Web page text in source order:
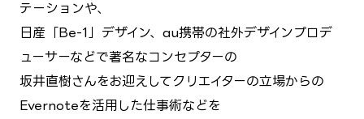
テーションや、
日産「Be-1」デザイン、au携帯の社外デザインプロデ
ューサーなどで著名なコンセプターの
坂井直樹さんをお迎えしてクリエイターの立場からの
Evernoteを活用した仕事術などを